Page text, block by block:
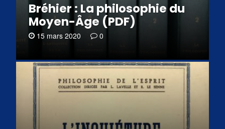
Bréhier : La philosophie du
Moyen-Âge (PDF)
15 mars 2020 0